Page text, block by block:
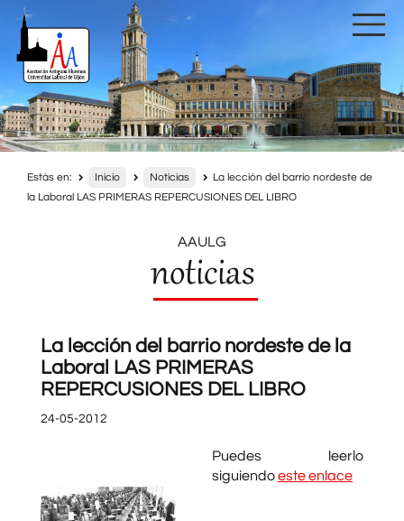
Estás en: Inicio Noticias
La lección del barrio nordeste de
la Laboral LAS PRIMERAS REPERCUSIONES DEL LIBRO
AAULG
noticias
La lección del barrio nordeste de la
Laboral LAS PRIMERAS
REPERCUSIONES DEL LIBRO
24-05-2012
Puedes leerlo
siguiendoeste enlace